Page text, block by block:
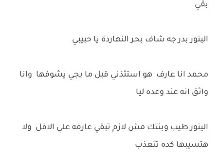
بقي
الينور بدر جه شاف بحر النهاردة يا حبيبي
محمد انا عارف هو استئذني قبل ما يجي يشوفها وانا
واثق انه عند وعده ليا
الينور طيب وبنتك مش لازم تبقي عارفه علي الاقل ولا
هتسيبها كده تتعذب